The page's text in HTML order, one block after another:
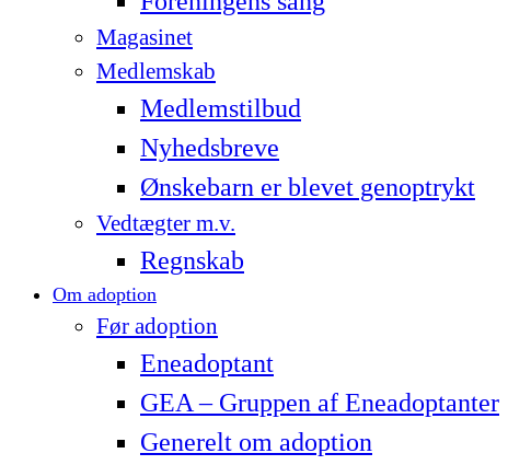
Magasinet
Medlemskab
Medlemstilbud
Nyhedsbreve
Ønskebarn er blevet genoptrykt
Vedtægter m.v.
Regnskab
Om adoption
Før adoption
Eneadoptant
GEA – Gruppen af Eneadoptanter
Generelt om adoption